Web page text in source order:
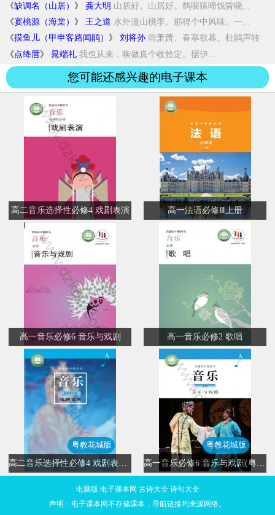
《缺调名（山居） 》 龚大明 山居好。山居好。鹤唳猿啼饯昏晓...
《宴桃源（海棠） 》 王之道 水外漫山桃李。那得个中风味。一...
《摸鱼儿（甲申客路闻鹃） 》 刘将孙 雨萧萧、春寒欲暮。杜鹃声转
□□...
《 点绛唇》 晁端礼 我也从来，唤做真个收拾定。据伊...
您可能还感兴趣的电子课本
高二音乐选择性必修4 戏剧表演 高一法语必修Ⅲ上册
高一音乐必修6 音乐与戏剧 高一音乐必修2 歌唱
粤教花城版
高二音乐选择性必修4 戏剧表演(粤教花城版)
粤教花城版
高一音乐必修6 音乐与戏剧(粤教花城版)
电脑版 电子课本网 古诗大全 诗句大全
声明：电子课本网不存储课本，导航链接均来源网络。